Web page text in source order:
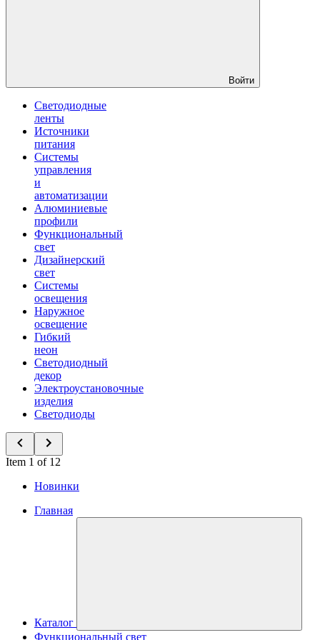
Войти
Светодиодные
ленты
Источники
питания
Системы
управления
и
автоматизации
Алюминиевые
профили
Функциональный
свет
Дизайнерский
свет
Системы
освещения
Наружное
освещение
Гибкий
неон
Светодиодный
декор
Электроустановочные
изделия
Светодиоды
Item 1 of 12
Новинки
Главная
Каталог
Функциональный свет